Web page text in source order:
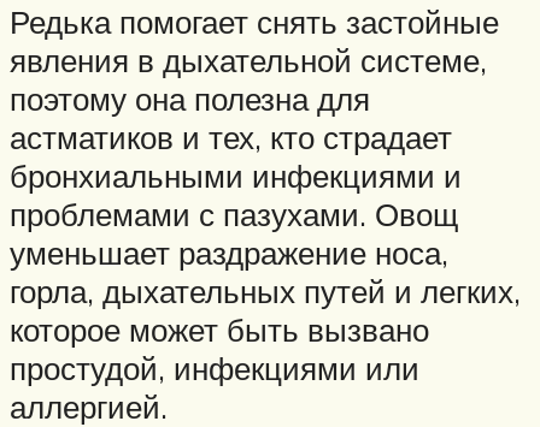
Редька помогает снять застойные
явления в дыхательной системе,
поэтому она полезна для
астматиков и тех, кто страдает
бронхиальными инфекциями и
проблемами с пазухами. Овощ
уменьшает раздражение носа,
горла, дыхательных путей и легких,
которое может быть вызвано
простудой, инфекциями или
аллергией.